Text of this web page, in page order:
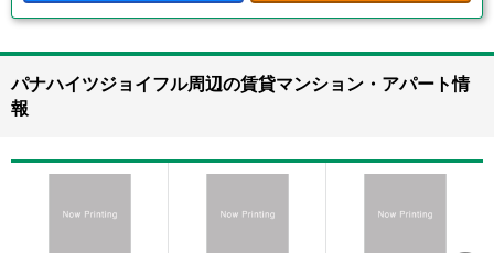
パナハイツジョイフル周辺の賃貸マンション・アパート情
報